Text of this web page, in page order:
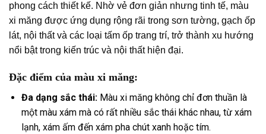
phong cách thiết kế. Nhờ vẻ đơn giản nhưng tinh tế, màu
xi măng được ứng dụng rộng rãi trong sơn tường, gạch ốp
lát, nội thất và các loại tấm ốp trang trí, trở thành xu hướng
nổi bật trong kiến trúc và nội thất hiện đại.
Đặc điểm của màu xi măng:
Đa dạng sắc thái:Màu xi măng không chỉ đơn thuần là
một màu xám mà có rất nhiều sắc thái khác nhau, từ xám
lạnh, xám ấm đến xám pha chút xanh hoặc tím.